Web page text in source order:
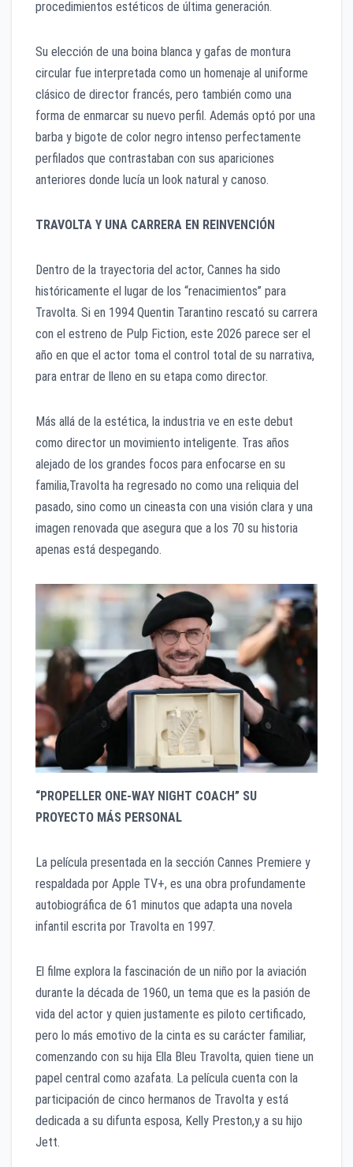
procedimientos estéticos de última generación.
Su elección de una boina blanca y gafas de montura
circular fue interpretada como un homenaje al uniforme
clásico de director francés, pero también como una
forma de enmarcar su nuevo perfil. Además optó por una
barba y bigote de color negro intenso perfectamente
perfilados que contrastaban con sus apariciones
anteriores donde lucía un look natural y canoso.
TRAVOLTA Y UNA CARRERA EN REINVENCIÓN
Dentro de la trayectoria del actor, Cannes ha sido
históricamente el lugar de los “renacimientos” para
Travolta. Si en 1994 Quentin Tarantino rescató su carrera
con el estreno de Pulp Fiction, este 2026 parece ser el
año en que el actor toma el control total de su narrativa,
para entrar de lleno en su etapa como director.
Más allá de la estética, la industria ve en este debut
como director un movimiento inteligente. Tras años
alejado de los grandes focos para enfocarse en su
familia,Travolta ha regresado no como una reliquia del
pasado, sino como un cineasta con una visión clara y una
imagen renovada que asegura que a los 70 su historia
apenas está despegando.
“PROPELLER ONE-WAY NIGHT COACH” SU
PROYECTO MÁS PERSONAL
La película presentada en la sección Cannes Premiere y
respaldada por Apple TV+, es una obra profundamente
autobiográfica de 61 minutos que adapta una novela
infantil escrita por Travolta en 1997.
El filme explora la fascinación de un niño por la aviación
durante la década de 1960, un tema que es la pasión de
vida del actor y quien justamente es piloto certificado,
pero lo más emotivo de la cinta es su carácter familiar,
comenzando con su hija Ella Bleu Travolta, quien tiene un
papel central como azafata. La película cuenta con la
participación de cinco hermanos de Travolta y está
dedicada a su difunta esposa, Kelly Preston,y a su hijo
Jett.